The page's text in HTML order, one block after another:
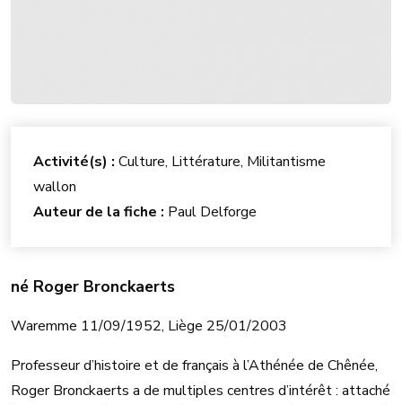
né Roger Bronckaerts
Waremme 11/09/1952, Liège 25/01/2003
Professeur d’histoire et de français à l’Athénée de Chênée,
Roger Bronckaerts a de multiples centres d’intérêt : attaché
Activité(s) : Culture, Littérature, Militantisme
wallon
Auteur de la fiche : Paul Delforge